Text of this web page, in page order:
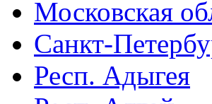
Московская
Санкт-
Респ. Адыгея